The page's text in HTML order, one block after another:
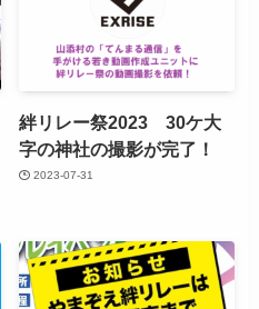
絆リレー祭2023 30ケ大
字の神社の撮影が完了！
2023-07-31